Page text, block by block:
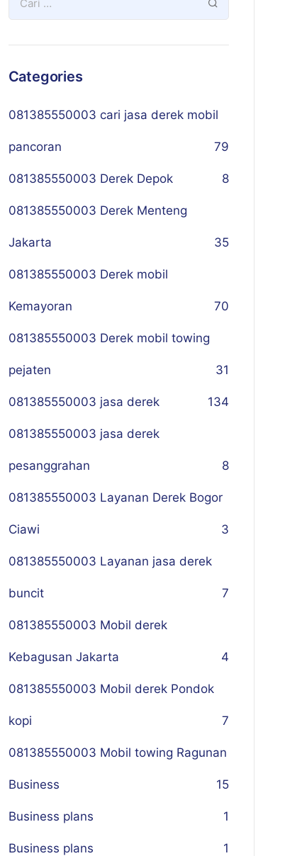
Categories
081385550003 cari jasa derek mobil
pancoran 79
081385550003 Derek Depok 8
081385550003 Derek Menteng
Jakarta 35
081385550003 Derek mobil
Kemayoran 70
081385550003 Derek mobil towing
pejaten 31
081385550003 jasa derek 134
081385550003 jasa derek
pesanggrahan 8
081385550003 Layanan Derek Bogor
Ciawi 3
081385550003 Layanan jasa derek
buncit 7
081385550003 Mobil derek
Kebagusan Jakarta 4
081385550003 Mobil derek Pondok
kopi 7
081385550003 Mobil towing Ragunan
5
Business 1
Business plans 1
Business plans 1